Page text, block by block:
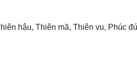
hậu, Thiên mã, Thiên vu, Phúc